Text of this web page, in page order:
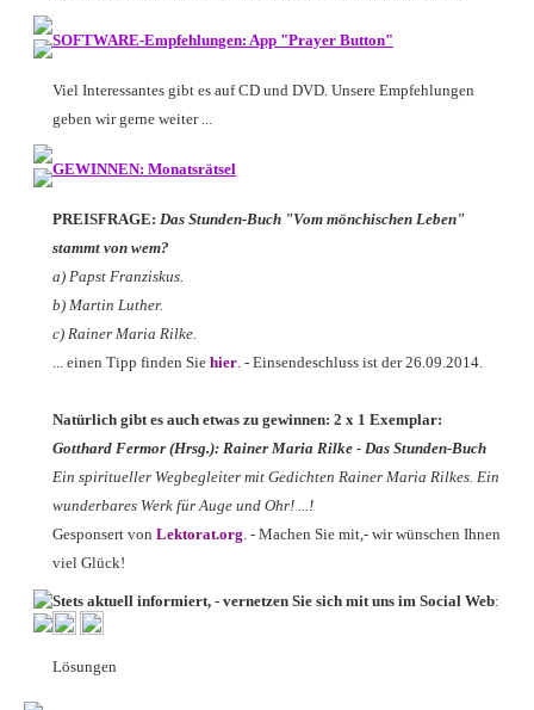
SOFTWARE-Empfehlungen: App "Prayer Button"
Viel Interessantes gibt es auf CD und DVD. Unsere Empfehlungen
geben wir gerne weiter ...
GEWINNEN: Monatsrätsel
PREISFRAGE: Das Stunden-Buch "Vom mönchischen Leben"
stammt von wem?
a) Papst Franziskus.
b) Martin Luther.
c) Rainer Maria Rilke.
... einen Tipp finden Sie hier. - Einsendeschluss ist der 26.09.2014.
Natürlich gibt es auch etwas zu gewinnen: 2 x 1 Exemplar:
Gotthard Fermor (Hrsg.): Rainer Maria Rilke - Das Stunden-Buch
Ein spiritueller Wegbegleiter mit Gedichten Rainer Maria Rilkes. Ein
wunderbares Werk für Auge und Ohr! ...!
Gesponsert von Lektorat.org. - Machen Sie mit,- wir wünschen Ihnen
viel Glück!
Stets aktuell informiert, - vernetzen Sie sich mit uns im Social Web:
Lösungen